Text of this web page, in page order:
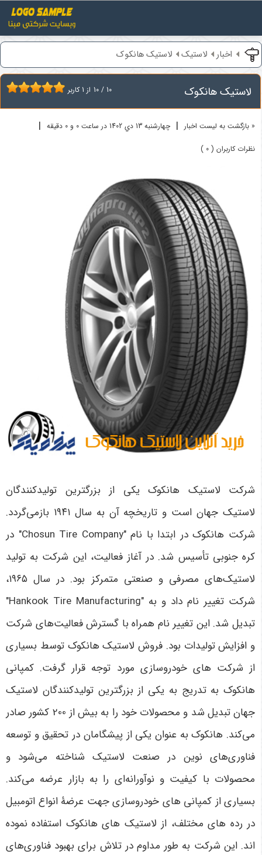
اخبار لاستیک لاستیک هانکوک
لاستیک هانکوک 10 / 10 از 1 کاربر
« بازگشت به لیست اخبار | چهارشنبه 13 دي 1402 در ساعت 0 و 0 دقیقه |
نظرات کاربران ( 0 )
شرکت لاستیک هانکوک یکی از بزرگترین تولیدکنندگان
لاستیک جهان است و تاریخچه آن به سال ۱۹۴۱ بازمی‌گردد.
شرکت هانکوک در ابتدا با نام "Chosun Tire Company" در
کره جنوبی تأسیس شد. در آغاز فعالیت، این شرکت به تولید
لاستیک‌های مصرفی و صنعتی متمرکز بود. در سال
۱۹۶۵،
شرکت تغییر نام داد و به "Hankook Tire Manufacturing"
تبدیل شد. این تغییر نام همراه با گسترش فعالیت‌های شرکت
و افزایش تولیدات بود. فروش لاستیک هانکوک توسط بسیاری
از شرکت های خودروسازی مورد توجه قرار گرفت. کمپانی
هانکوک به تدریج به یکی از بزرگترین تولیدکنندگان لاستیک
جهان تبدیل شد و محصولات خود را به بیش از 200 کشور صادر
می‌کند. هانکوک به عنوان یکی از پیشگامان در تحقیق و توسعه
فناوری‌های نوین در صنعت لاستیک شناخته می‌شود و
محصولات با کیفیت و نوآورانه‌ای را به بازار عرضه می‌کند.
بسیاری از کمپانی های خودروسازی جهت عرضۀ انواع اتومبیل
در رده های مختلف، از لاستیک های هانکوک استفاده نموده
اند. این شرکت به طور مداوم در تلاش برای بهبود فناوری‌های